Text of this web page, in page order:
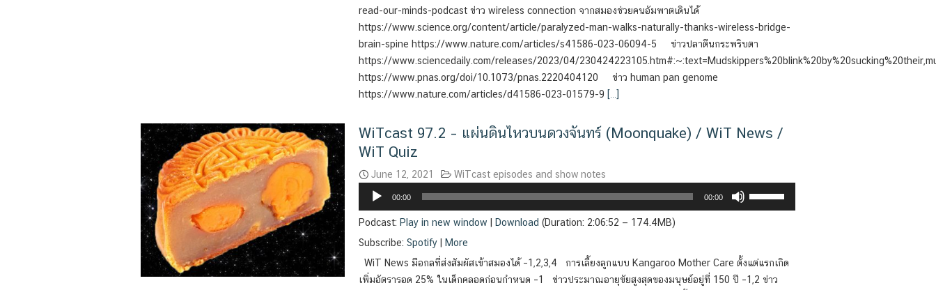
read-our-minds-podcast ข่าว wireless connection จากสมองช่วยคนอัมพาตเดินได้
https://www.science.org/content/article/paralyzed-man-walks-naturally-thanks-wireless-bridge-
brain-spine https://www.nature.com/articles/s41586-023-06094-5 ข่าวปลาตีนกระพริบตา
https://www.sciencedaily.com/releases/2023/04/
https://www.pnas.org/doi/10.1073/pnas.2220404120 ข่าว human pan genome
https://www.nature.com/articles/d41586-023-01579-9 […]
WiTcast 97.2 – แผ่นดินไหวบนดวงจันทร์ (Moonquake) / WiT News /
WiT Quiz
June 12, 2021 WiTcast episodes and show notes
Audio
00:00 00:00
increase
Podcast: Play in new window Download (Duration: 2:06:52 — 174.4MB)
Subscribe:Spotify
More
WiT News มือกลที่ส่งสัมผัสเข้าสมองได้ –1,2,3,4 การเลี้ยงลูกแบบ Kangaroo Mother Care ตั้งแต่แรกเกิด
เพิ่มอัตรารอด 25% ในเด็กคลอดก่อนกำหนด –1 ข่าวประมาณอายุขัยสูงสุดของมนุษย์อยู่ที่ 150 ปี –1,2 ข่าว